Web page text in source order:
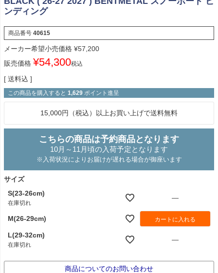
ンディング
商品番号 40615
メーカー希望小売価格 ¥57,200
販売価格 ¥54,300税込
送料込
この商品を購入すると 1,629 ポイント進呈
15,000円（税込）以上お買い上げで送料無料
こちらの商品は予約商品となります
10月～11月頃の入荷予定となります
※入荷状況によりお届けが遅れる場合が御座います
サイズ
S(23-26cm)
在庫切れ
—
M(26-29cm) カートに入れる
L(29-32cm)
在庫切れ
—
商品についてのお問い合わせ